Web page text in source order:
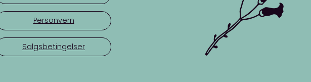
Personvern
Salgsbetingelser